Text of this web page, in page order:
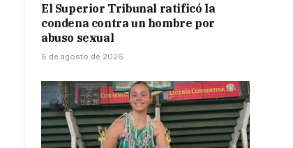
El Superior Tribunal ratificó la
condena contra un hombre por
abuso sexual
6 de agosto de 2026